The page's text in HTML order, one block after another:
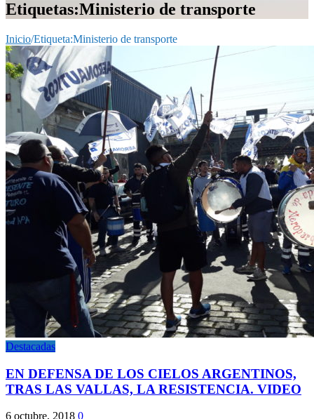
Etiquetas:Ministerio de transporte
Inicio/Etiqueta:Ministerio de transporte
Destacadas
EN DEFENSA DE LOS CIELOS ARGENTINOS,
TRAS LAS VALLAS, LA RESISTENCIA. VIDEO
6 octubre, 2018 0